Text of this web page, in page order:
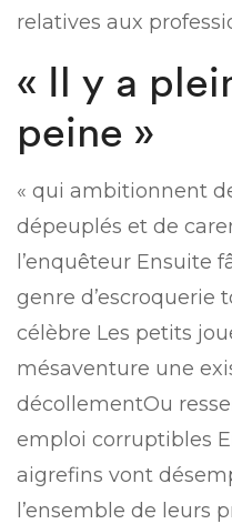
relatives aux
« Il y a
peine »
« qui ambitionnent
dépeuplés et de
l’enquêteur Ensuite
genre d’escroquerie
célèbre Les petits
mésaventure une
décollementOu
emploi corruptibles
aigrefins vont
l’ensemble de leurs